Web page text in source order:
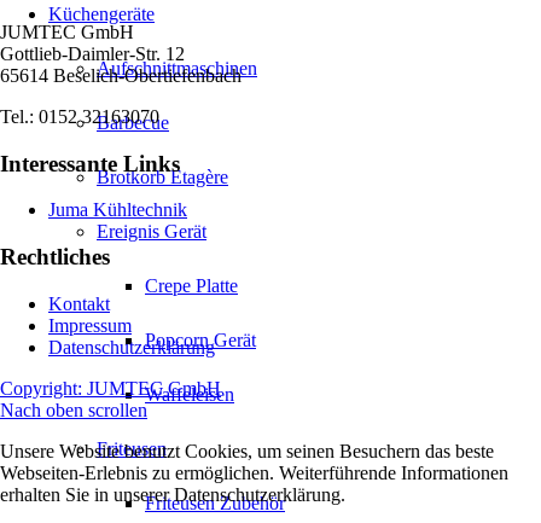
Küchengeräte
Aufschnittmaschinen
Barbecue
Brotkorb Etagère
Ereignis Gerät
Crepe Platte
Popcorn Gerät
Waffeleisen
Friteusen
Friteusen Zubehör
JUMTEC GmbH
Gottlieb-Daimler-Str. 12
65614 Beselich-Obertiefenbach
Tel.: 0152 32163070
Interessante Links
Juma Kühltechnik
Rechtliches
Kontakt
Impressum
Datenschutzerklärung
Copyright: JUMTEC GmbH
Nach oben scrollen
Unsere Website benutzt Cookies, um seinen Besuchern das beste
Webseiten-Erlebnis zu ermöglichen. Weiterführende Informationen
erhalten Sie in unserer Datenschutzerklärung.